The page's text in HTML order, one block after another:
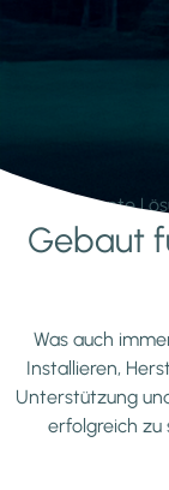
Intelligente
Mehr erfahren
Gebaut
Was auch
Installieren,
Unterstützung
erfolgreich zu